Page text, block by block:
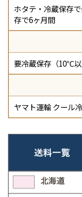
ホタテ・冷蔵保存
存で6ヶ月間
要冷蔵保存（10℃以
ヤマト運輸 クール